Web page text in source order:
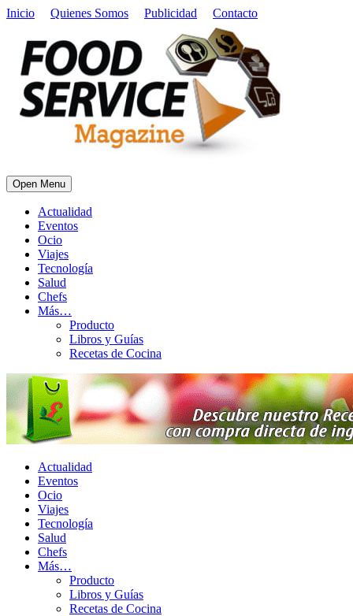
Inicio Quienes Somos Publicidad Contacto
Open Menu
Actualidad
Eventos
Ocio
Viajes
Tecnología
Salud
Chefs
Más…
Producto
Libros y Guías
Recetas de Cocina
Actualidad
Eventos
Ocio
Viajes
Tecnología
Salud
Chefs
Más…
Producto
Libros y Guías
Recetas de Cocina